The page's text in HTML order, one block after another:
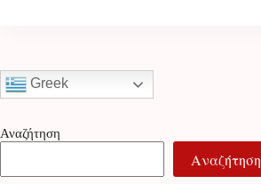
Greek
Αναζήτηση
Αναζήτηση